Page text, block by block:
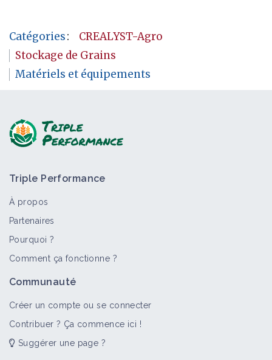
Catégories:
CREALYST-Agro
Stockage de Grains
Matériels et équipements
Triple Performance
À propos
Partenaires
Pourquoi ?
Comment ça fonctionne ?
Communauté
Créer un compte ou se connecter
Contribuer ? Ça commence ici !
Suggérer une page ?